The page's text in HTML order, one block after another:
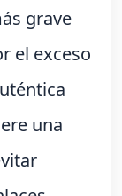
grave
el exceso
una